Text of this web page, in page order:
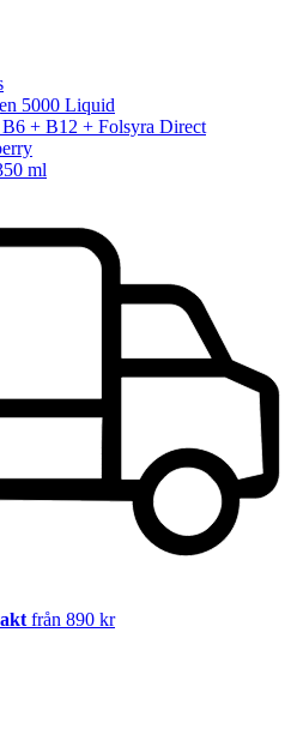
5000 Liquid
+ B12 + Folsyra Direct
ml
från 890 kr